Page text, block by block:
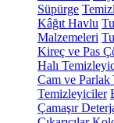
Süpürge
Kâğıt Havlu
Malzemeleri
Kireç ve Pas
Halı
Cam ve
Temizleyiciler
Çamaşır